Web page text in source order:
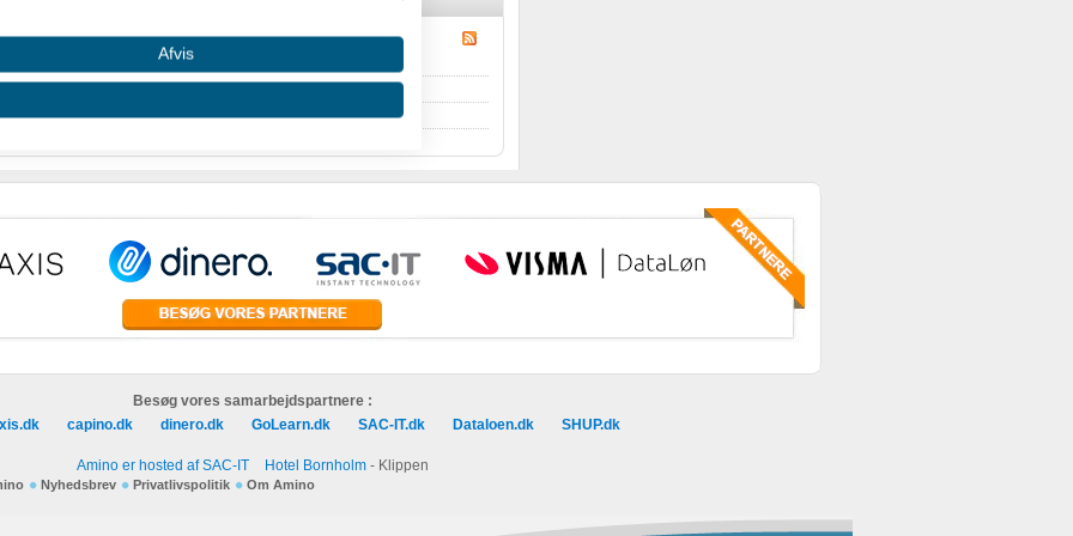
Debatten Amino.
Besøg vores samarbejdspartnere :
capino.dk dinero.dk GoLearn.dk SAC-IT.dk Dataloen.dk SHUP.dk
Amino er hosted af SAC-IT Hotel Bornholm - Klippen
Nyhedsbrev Privatlivspolitik Om Amino
oplysninger fra forskellige
Afvis